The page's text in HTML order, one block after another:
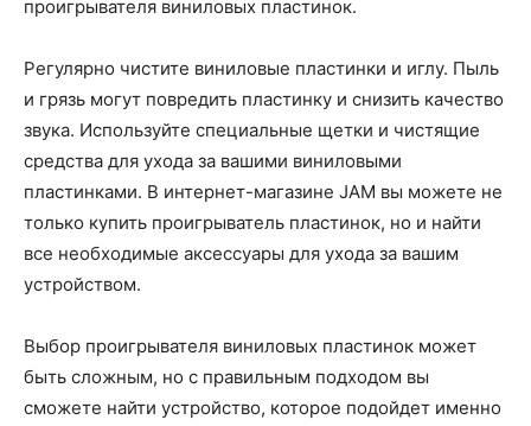
проигрывателя виниловых пластинок.
Регулярно чистите виниловые пластинки и иглу. Пыль
и грязь могут повредить пластинку и снизить качество
звука. Используйте специальные щетки и чистящие
средства для ухода за вашими виниловыми
пластинками. В интернет-магазине JAM вы можете не
только купить проигрыватель пластинок, но и найти
все необходимые аксессуары для ухода за вашим
устройством.
Выбор проигрывателя виниловых пластинок может
быть сложным, но с правильным подходом вы
сможете найти устройство, которое подойдет именно